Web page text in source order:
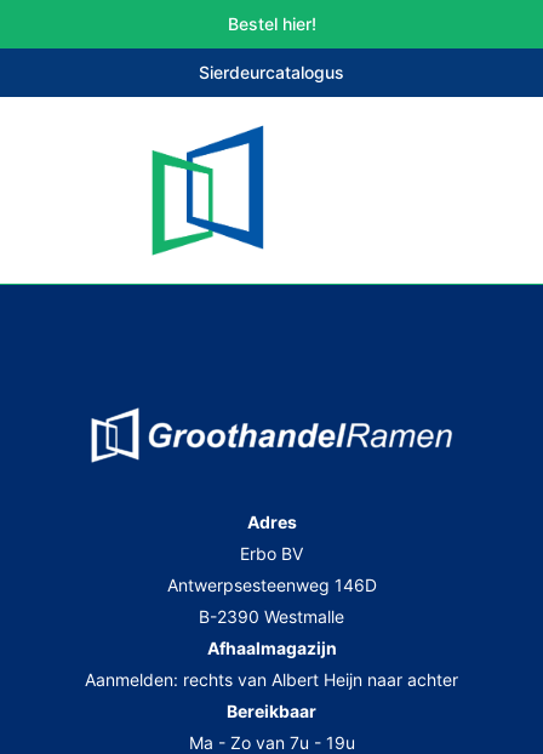
Bestel hier!
Sierdeurcatalogus
Adres
Erbo BV
Antwerpsesteenweg 146D
B-2390 Westmalle
Afhaalmagazijn
Aanmelden: rechts van Albert Heijn naar achter
Bereikbaar
Ma - Zo van 7u - 19u